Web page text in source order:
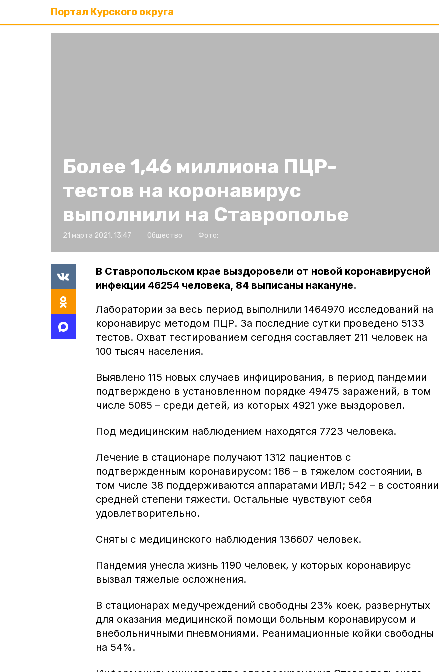
Портал Курского округа
Более 1,46 миллиона ПЦР-
тестов на коронавирус
выполнили на Ставрополье
21 марта 2021, 13:47 Общество Фото:
В Ставропольском крае выздоровели от новой коронавирусной
инфекции 46254 человека, 84 выписаны накануне.
Лаборатории за весь период выполнили 1464970 исследований на
коронавирус методом ПЦР. За последние сутки проведено 5133
тестов. Охват тестированием сегодня составляет 211 человек на
100 тысяч населения.
Выявлено 115 новых случаев инфицирования, в период пандемии
подтверждено в установленном порядке 49475 заражений, в том
числе 5085 – среди детей, из которых 4921 уже выздоровел.
Под медицинским наблюдением находятся 7723 человека.
Лечение в стационаре получают 1312 пациентов с
подтвержденным коронавирусом: 186 – в тяжелом состоянии, в
том числе 38 поддерживаются аппаратами ИВЛ; 542 – в состоянии
средней степени тяжести. Остальные чувствуют себя
удовлетворительно.
Сняты с медицинского наблюдения 136607 человек.
Пандемия унесла жизнь 1190 человек, у которых коронавирус
вызвал тяжелые осложнения.
В стационарах медучреждений свободны 23% коек, развернутых
для оказания медицинской помощи больным коронавирусом и
внебольничными пневмониями. Реанимационные койки свободны
на 54%.